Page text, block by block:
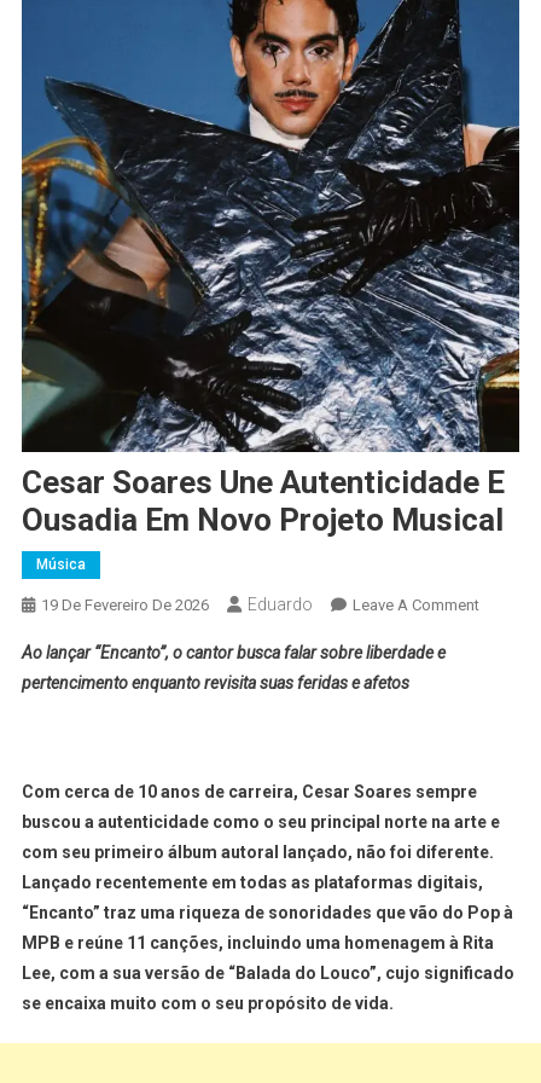
Cesar Soares Une Autenticidade E
Ousadia Em Novo Projeto Musical
Música
19 De Fevereiro De 2026 Eduardo Leave A Comment
Ao lançar “Encanto”, o cantor busca falar sobre liberdade e
pertencimento enquanto revisita suas feridas e afetos
Com cerca de 10 anos de carreira, Cesar Soares sempre
buscou a autenticidade como o seu principal norte na arte e
com seu primeiro álbum autoral lançado, não foi diferente.
Lançado recentemente em todas as plataformas digitais,
“Encanto” traz uma riqueza de sonoridades que vão do Pop à
MPB e reúne 11 canções, incluindo uma homenagem à Rita
Lee, com a sua versão de “Balada do Louco”, cujo significado
se encaixa muito com o seu propósito de vida.